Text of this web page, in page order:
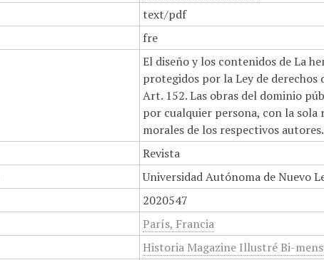
text/pdf
fre
El diseño y los contenidos de La
protegidos por la Ley de
Art. 152. Las obras del dominio
por cualquier persona, con la
morales de los respectivos autores.
Revista
Universidad Autónoma de Nuevo
2020547
París, Francia
Historia Magazine Illustré Bi-